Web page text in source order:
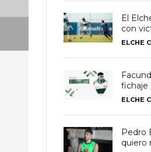
El
con
ELCHE
fichaje
ELCHE
Pedro
quiero